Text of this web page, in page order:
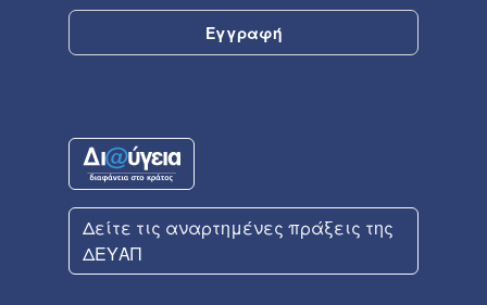
Δείτε τις αναρτημένες πράξεις της
ΔΕΥΑΠ